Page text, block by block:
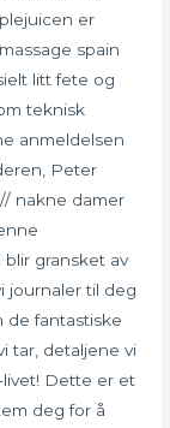
er
spain
litt fete og
teknisk
anmeldelsen
Peter
nakne damer
gransket av
journaler til deg
de fantastiske
tar, detaljene vi
livet! Dette er et
deg for å